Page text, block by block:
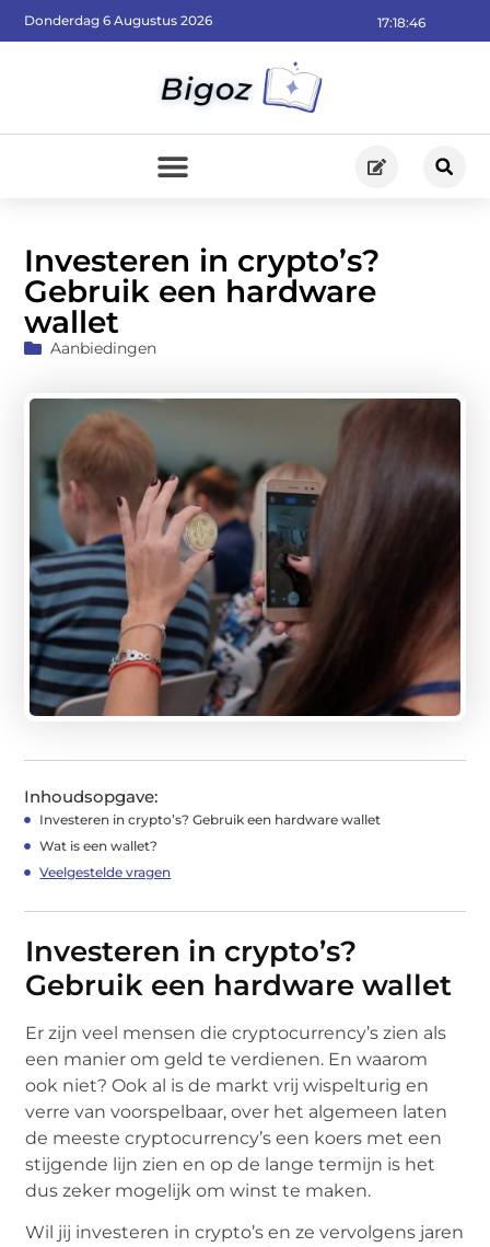
17:18:48
Donderdag 6 Augustus 2026
Investeren in crypto’s?
Gebruik een hardware
wallet
Aanbiedingen
Inhoudsopgave:
Investeren in crypto’s? Gebruik een hardware wallet
Wat is een wallet?
Veelgestelde vragen
Investeren in crypto’s?
Gebruik een hardware wallet
Er zijn veel mensen die cryptocurrency’s zien als
een manier om geld te verdienen. En waarom
ook niet? Ook al is de markt vrij wispelturig en
verre van voorspelbaar, over het algemeen laten
de meeste cryptocurrency’s een koers met een
stijgende lijn zien en op de lange termijn is het
dus zeker mogelijk om winst te maken.
Wil jij investeren in crypto’s en ze vervolgens jaren